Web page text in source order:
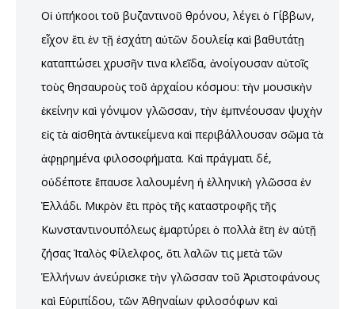
Οἱ ὑπήκοοι τοῦ βυζαντινοῦ θρόνου, λέγει ὁ Γίββων,
εἶχον ἔτι ἐν τῇ ἐσχάτη αὐτῶν δουλείᾳ καὶ βαθυτάτῃ
καταπτώσει χρυσῆν τινα κλεῖδα, ἀνοίγουσαν αὐτοῖς
τοὺς θησαυροὺς τοῦ ἀρχαίου κόσμου: τὴν μουσικὴν
ἐκείνην καὶ γόνιμον γλῶσσαν, τὴν ἐμπνέουσαν ψυχὴν
εἰς τὰ αἰσθητὰ ἀντικείμενα καὶ περιβάλλουσαν σῶμα τὰ
ἀφῃρημένα φιλοσοφήματα. Καὶ πράγματι δέ,
οὐδέποτε ἔπαυσε λαλουμένη ἡ ἑλληνικὴ γλῶσσα ἐν
Ἑλλάδι. Μικρὸν ἔτι πρὸς τῆς καταστροφῆς τῆς
Κωνσταντινουπόλεως ἐμαρτύρει ὁ πολλὰ ἔτη ἐν αὐτῇ
ζήσας Ἰταλὸς Φίλελφος, ὅτι λαλῶν τις μετὰ τῶν
Ἑλλήνων ἀνεύρισκε τὴν γλῶσσαν τοῦ Ἀριστοφάνους
καὶ Εὐριπίδου, τῶν Ἀθηναίων φιλοσόφων καὶ